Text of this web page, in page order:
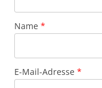
Name *
E-Mail-Adresse *